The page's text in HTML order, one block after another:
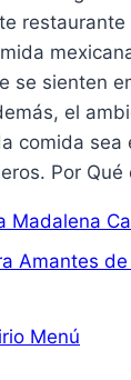
se sienten
el
comida sea
Por Qué
Madalena
Amantes